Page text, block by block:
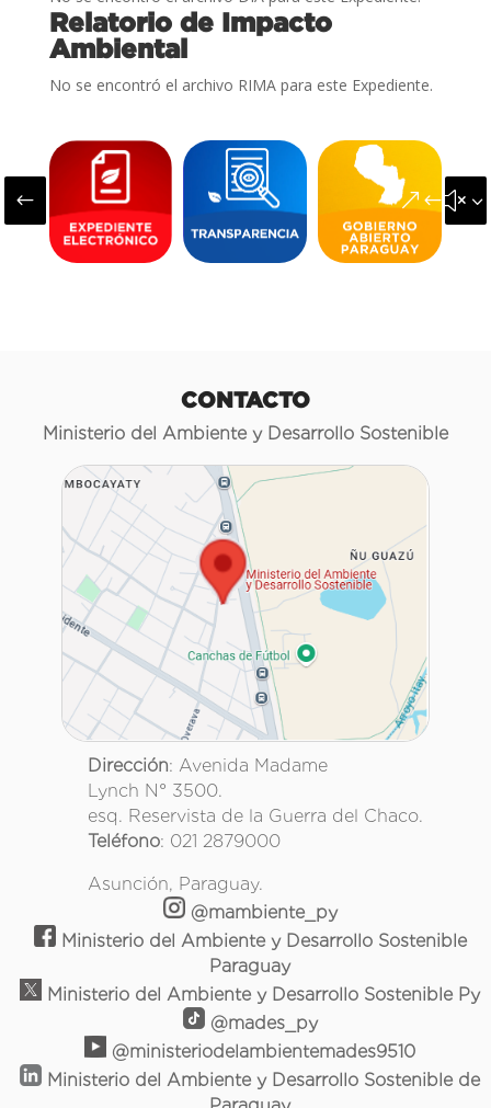
Relatorio de Impacto
Ambiental
No se encontró el archivo RIMA para este Expediente.
#
CONTACTO
Ministerio del Ambiente y Desarrollo Sostenible
Dirección: Avenida Madame
Lynch N° 3500.
esq. Reservista de la Guerra del Chaco.
Teléfono: 021 2879000
Asunción, Paraguay.
@mambiente_py
Ministerio del Ambiente y Desarrollo Sostenible
Paraguay
Ministerio del Ambiente y Desarrollo Sostenible Py
@mades_py
@ministeriodelambientemades9510
Ministerio del Ambiente y Desarrollo Sostenible de